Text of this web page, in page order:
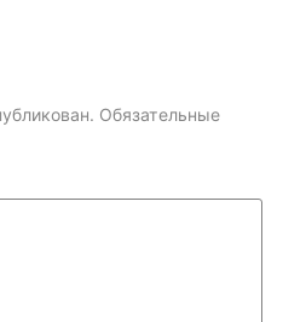
Обязательные